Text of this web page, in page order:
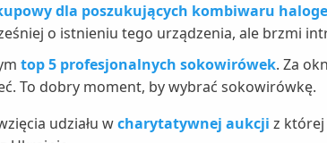
dla poszukujących kombiwaru
o istnieniu tego urządzenia, ale brzmi
top 5 profesjonalnych sokowirówek. Za
To dobry moment, by wybrać sokowirówkę.
udziału wcharytatywnej aukcji z której